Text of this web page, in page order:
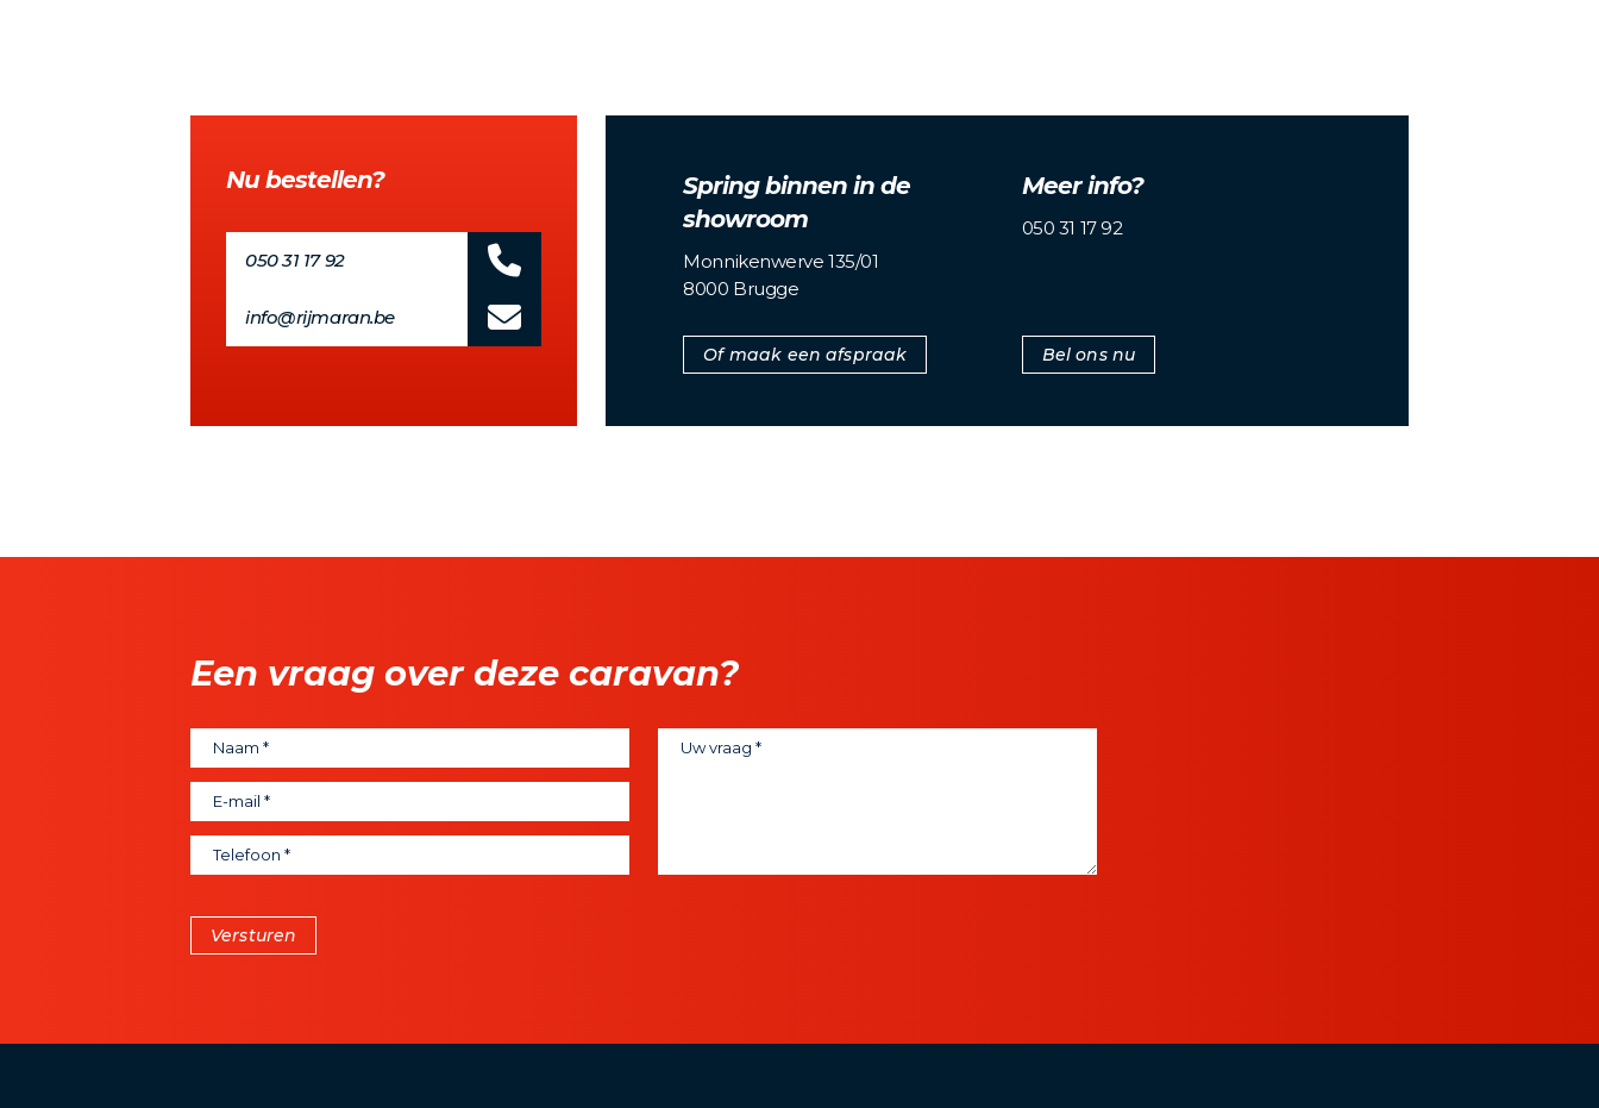
Nu bestellen?
050 31 17 92
info@rijmaran.be
Spring binnen in de
showroom
Monnikenwerve 135/01
8000 Brugge
Of maak een afspraak
Meer info?
050 31 17 92
Bel ons nu
Een vraag over deze caravan?
Versturen